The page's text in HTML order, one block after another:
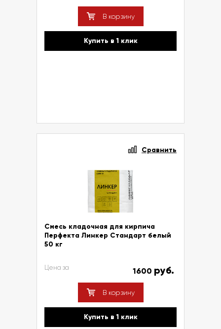
В корзину
Купить в 1 клик
Сравнить
Смесь кладочная для кирпича
Перфекта Линкер Стандарт белый
50 кг
Цена за 1600 руб.
В корзину
Купить в 1 клик